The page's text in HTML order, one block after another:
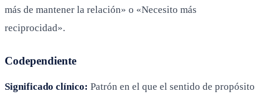
más de mantener la relación» o «Necesito más
reciprocidad».
Codependiente
Significado clínico: Patrón en el que el sentido de propósito